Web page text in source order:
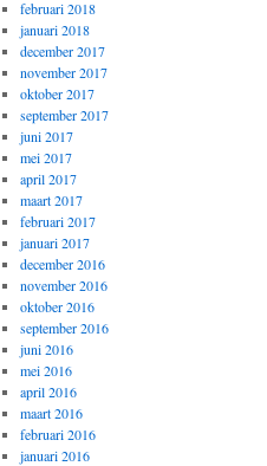
februari 2018
januari 2018
december 2017
november 2017
oktober 2017
september 2017
juni 2017
mei 2017
april 2017
maart 2017
februari 2017
januari 2017
december 2016
november 2016
oktober 2016
september 2016
juni 2016
mei 2016
april 2016
maart 2016
februari 2016
januari 2016